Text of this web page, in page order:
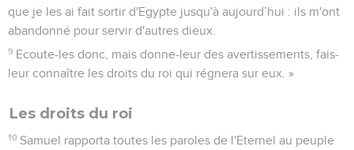
que je les ai fait sortir d'Egypte jusqu'à aujourd’hui : ils m'ont
abandonné pour servir d'autres dieux.
9 Ecoute-les donc, mais donne-leur des avertissements, fais-
leur connaître les droits du roi qui régnera sur eux. »
Les droits du roi
10 Samuel rapporta toutes les paroles de l'Eternel au peuple